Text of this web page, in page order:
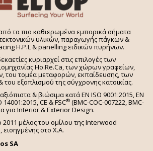
τα πιο καθιερωμένα εμπορικά σήματα
υλικών, παραγωγής πάγκων &
H.P.L & panelling ειδικών πυρήνων.
κυριαρχεί στις επιλογές των
Ho.Re.Ca, των χώρων γραφείων,
του τομέα μεταφορών, εκπαίδευσης, των
εξοπλισμού της σύγχρονης κατοικίας.
& βιώσιμα κατά EN ISO 9001:2015, EN
14001:2015, CE & FSC® (BMC-COC-007222, BMC-
για Interior & Exterior Design.
2011 μέλος του ομίλου της Interwood
στο Χ.A.
SA